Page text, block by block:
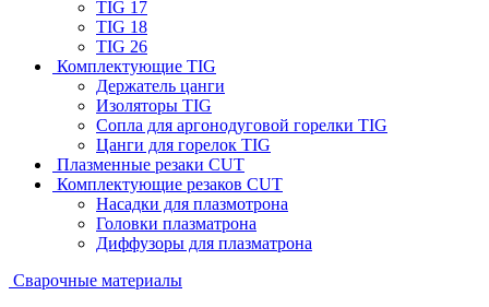
TIG 17
TIG 18
TIG 26
Комплектующие TIG
Держатель цанги
Изоляторы TIG
Сопла для аргонодуговой горелки TIG
Цанги для горелок TIG
Плазменные резаки CUT
Комплектующие резаков CUT
Насадки для плазмотрона
Головки плазматрона
Диффузоры для плазматрона
Сварочные материалы